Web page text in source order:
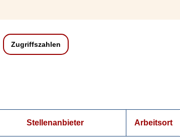
Zugriffszahlen
Stellenanbieter Arbeitsort